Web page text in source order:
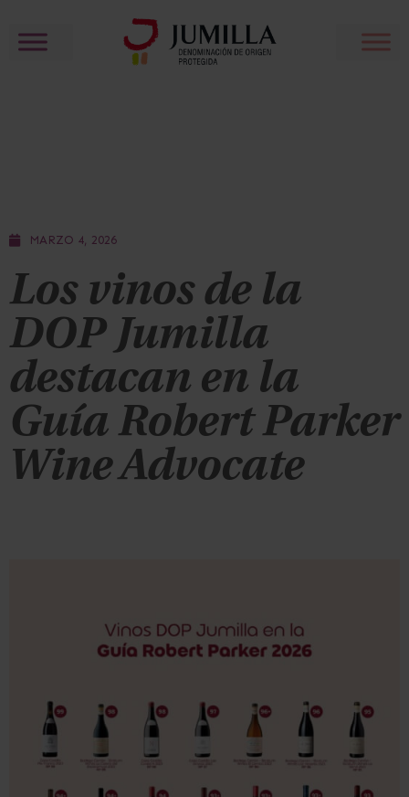
MARZO 4, 2026
Los vinos de la
DOP Jumilla
destacan en la
Guía Robert Parker
Wine Advocate